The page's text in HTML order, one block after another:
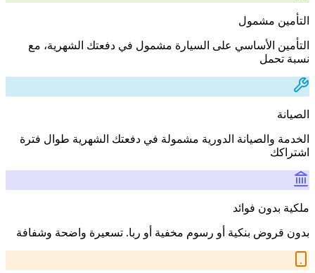
التأمين مشمول
التأمين الأساسي على السيارة مشمول في دفعتك الشهرية، مع
نسبة تحمل
الصيانة
الخدمة والصيانة الدورية مشمولة في دفعتك الشهرية طوال فترة
اشتراكك
ملكية بدون فوائد
بدون قروض بنكية أو رسوم مخفية أو ربا. تسعيرة واضحة وشفافة